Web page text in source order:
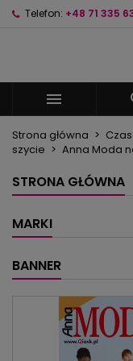
Telefon: +48 71 335

Strona główna
szycie
Anna Moda
STRONA GŁÓWNA
MARKI
BANNER
Nazwa listy
Musisz być
swojej liście